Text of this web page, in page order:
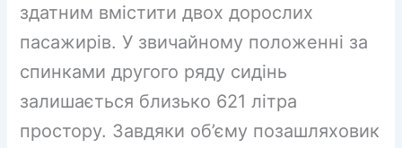
здатним вмістити двох дорослих
пасажирів. У звичайному положенні за
спинками другого ряду сидінь
залишається близько 621 літра
простору. Завдяки об’єму позашляховик